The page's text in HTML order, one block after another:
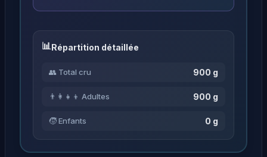
Répartition détaillée
👥 Total cru 900 g
👨‍👩‍👧‍👦 Adultes 900 g
🧒 Enfants 0 g